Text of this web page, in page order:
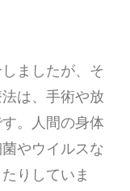
ましたが、そ
は、手術や放
。人間の身体
やウイルスな
りしていま